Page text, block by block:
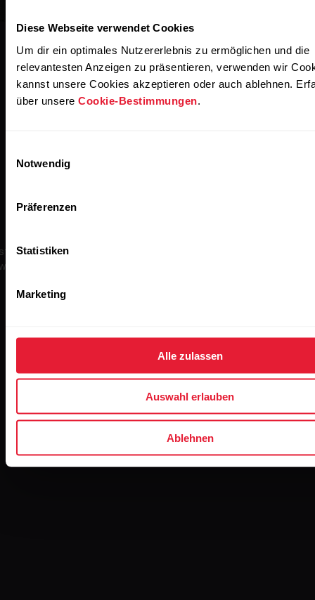
Diese Webseite verwendet Cookies
Um dir ein optimales Nutzererlebnis zu ermöglichen und die
relevantesten Anzeigen zu präsentieren, verwenden wir
kannst unsere Cookies akzeptieren oder auch ablehnen.
über unsere Cookie-Bestimmungen
Notwendig
Präferenzen
Statistiken
Marketing
Alle zulassen
Auswahl erlauben
Ablehnen
der genaueste Herzfrequenz-Sensor in der Geschichte von Polar
weithin als Goldstandard der drahtlosen Herzfrequenz-
Jetzt kaufen